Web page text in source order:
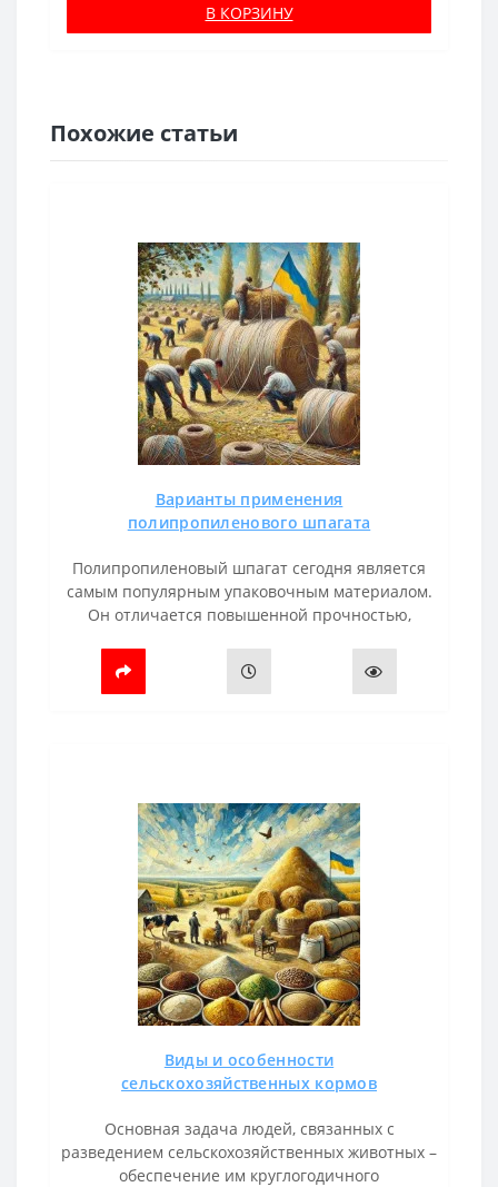
В КОРЗИНУ
Похожие статьи
Варианты применения
полипропиленового шпагата
Полипропиленовый шпагат сегодня является
самым популярным упаковочным материалом.
Он отличается повышенной прочностью,
не боится разрывов и обладает долгим э..
Виды и особенности
сельскохозяйственных кормов
Основная задача людей, связанных с
разведением сельскохозяйственных животных –
обеспечение им круглогодичного